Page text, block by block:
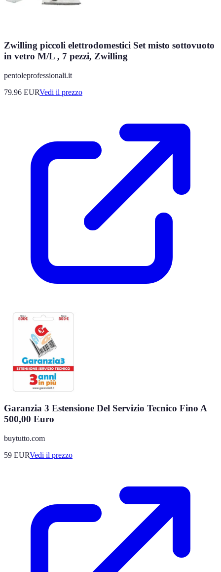
Zwilling piccoli elettrodomestici Set misto sottovuoto
in vetro M/L , 7 pezzi, Zwilling
pentoleprofessionali.it
79.96 EURVedi il prezzo
Garanzia 3 Estensione Del Servizio Tecnico Fino A
500,00 Euro
buytutto.com
59 EURVedi il prezzo